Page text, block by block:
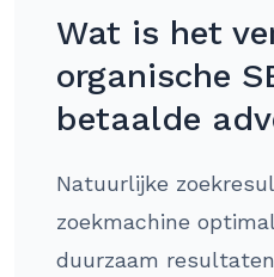
Wat is het
organische
betaalde
Natuurlijke
zoekmachine
duurzaam